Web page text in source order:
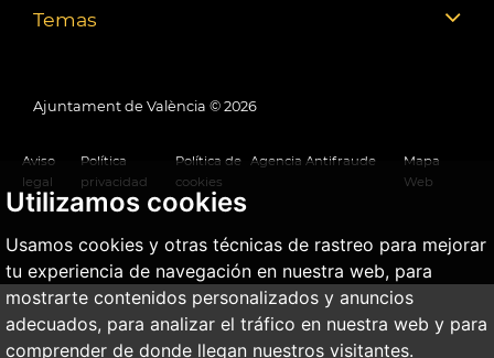
Utilizamos cookies
Usamos cookies y otras técnicas de rastreo para mejorar
tu experiencia de navegación en nuestra web, para
mostrarte contenidos personalizados y anuncios
adecuados, para analizar el tráfico en nuestra web y para
comprender de donde llegan nuestros visitantes.
Temas
Ajuntament de València © 2026
Aviso
legal
Política
privacidad
Política de
cookies
Agencia Antifraude
Mapa
Web